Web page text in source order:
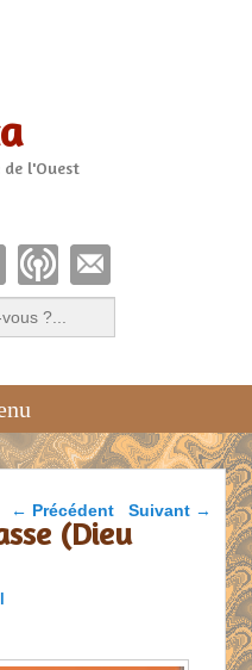
l'Ouest
Parcourir les articles
← Précédent Suivant →
(Dieu